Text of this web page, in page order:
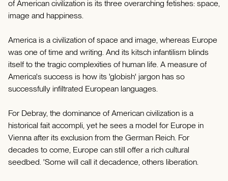
of American civilization is its three overarching fetishes: space,
image and happiness.
America is a civilization of space and image, whereas Europe
was one of time and writing. And its kitsch infantilism blinds
itself to the tragic complexities of human life. A measure of
America's success is how its 'globish' jargon has so
successfully infiltrated European languages.
For Debray, the dominance of American civilization is a
historical fait accompli, yet he sees a model for Europe in
Vienna after its exclusion from the German Reich. For
decades to come, Europe can still offer a rich cultural
seedbed. 'Some will call it decadence, others liberation.